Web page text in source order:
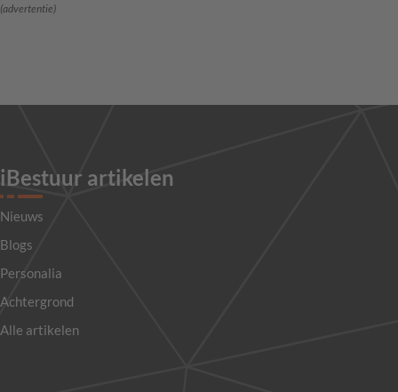
(advertentie)
iBestuur artikelen
Nieuws
Blogs
Personalia
Achtergrond
Alle artikelen